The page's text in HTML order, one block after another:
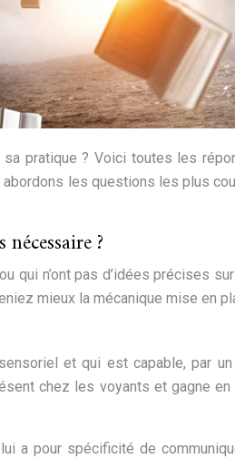
pratique ? Voici toutes les
les questions les plus
?
qui n’ont pas d’idées précises
mieux la mécanique mise en
et qui est capable, par
chez les voyants et gagne
a pour spécificité de